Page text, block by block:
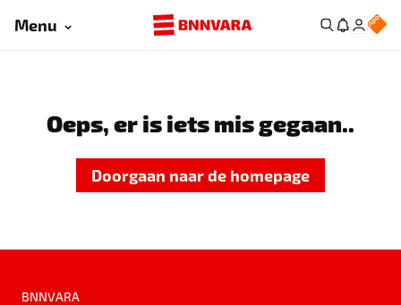
Menu
Oeps, er is iets mis gegaan..
Doorgaan naar de homepage
BNNVARA